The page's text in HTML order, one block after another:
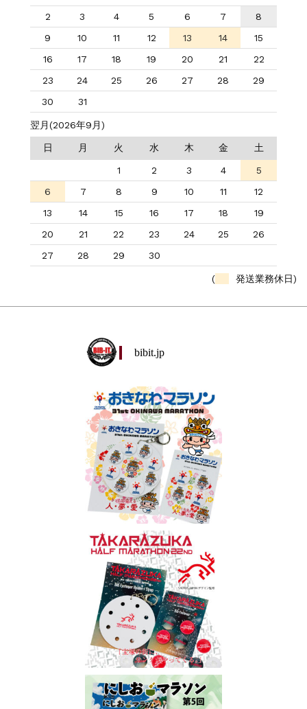
2
3 4 5 6 7
8
9
10 11 12 13 14
15
16
17 18 19 20 21
22
23
24 25 26 27 28
29
30
31
翌月(2026年9月)
日 月 火 水 木 金 土
1 2 3 4
5
6
7 8 9 10 11
12
13
14 15 16 17 18
19
20
21 22 23 24 25
26
27
28 29 30
( 発送業務休日)
bibit.jp